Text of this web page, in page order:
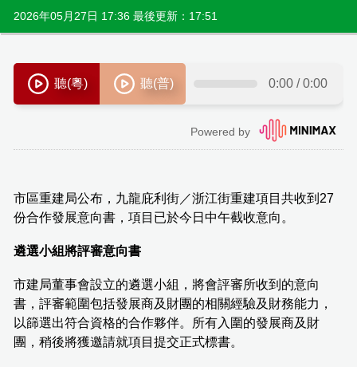
2026年05月27日 17:36 最後更新：17:51
市區重建局公布，九龍庇利街／浙江街重建項目共收到27
份合作發展意向書，項目已於今日中午截收意向。
遴選小組將評審意向書
市建局董事會設立的遴選小組，將會評審所收到的意向
書，評審範圍包括發展商及財團的相關經驗及財務能力，
以篩選出符合資格的合作夥伴。所有入圍的發展商及財
團，稍後將獲邀請就項目提交正式標書。